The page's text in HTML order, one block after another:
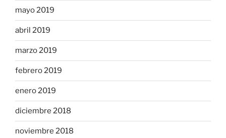
mayo 2019
abril 2019
marzo 2019
febrero 2019
enero 2019
diciembre 2018
noviembre 2018